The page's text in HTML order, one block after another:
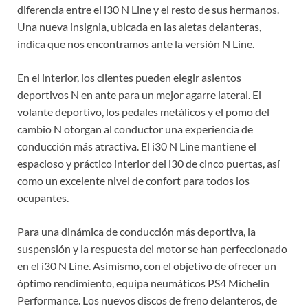
diferencia entre el i30 N Line y el resto de sus hermanos.
Una nueva insignia, ubicada en las aletas delanteras,
indica que nos encontramos ante la versión N Line.
En el interior, los clientes pueden elegir asientos
deportivos N en ante para un mejor agarre lateral. El
volante deportivo, los pedales metálicos y el pomo del
cambio N otorgan al conductor una experiencia de
conducción más atractiva. El i30 N Line mantiene el
espacioso y práctico interior del i30 de cinco puertas, así
como un excelente nivel de confort para todos los
ocupantes.
Para una dinámica de conducción más deportiva, la
suspensión y la respuesta del motor se han perfeccionado
en el i30 N Line. Asimismo, con el objetivo de ofrecer un
óptimo rendimiento, equipa neumáticos PS4 Michelin
Performance. Los nuevos discos de freno delanteros, de